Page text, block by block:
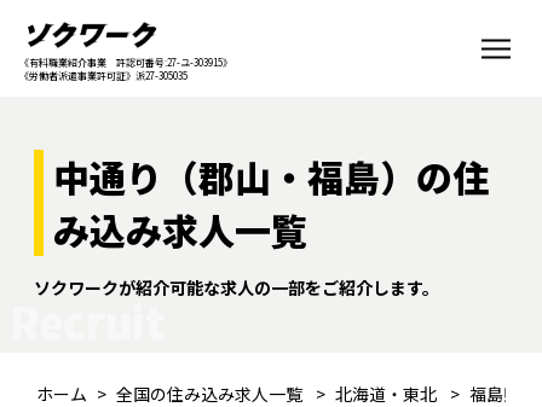
《有料職業紹介事業 許認可番号:27-ユ-303915》
《労働者派遣事業許可証》派27-305035
中通り（郡山・福島）の住
み込み求人一覧
ソクワークが紹介可能な求人の一部をご紹介します。
ホーム 全国の住み込み求人一覧 北海道・東北 福島県